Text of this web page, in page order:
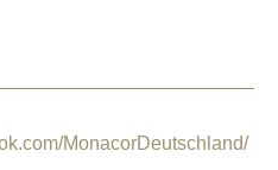
MonacorDeutschland/